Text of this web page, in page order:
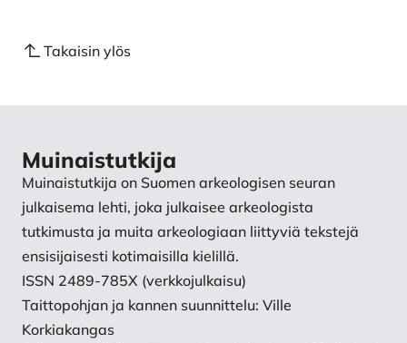
Takaisin ylös
Muinaistutkija
Muinaistutkija on Suomen arkeologisen seuran
julkaisema lehti, joka julkaisee arkeologista
tutkimusta ja muita arkeologiaan liittyviä tekstejä
ensisijaisesti kotimaisilla kielillä.
ISSN 2489-785X (verkkojulkaisu)
Taittopohjan ja kannen suunnittelu: Ville
Korkiakangas